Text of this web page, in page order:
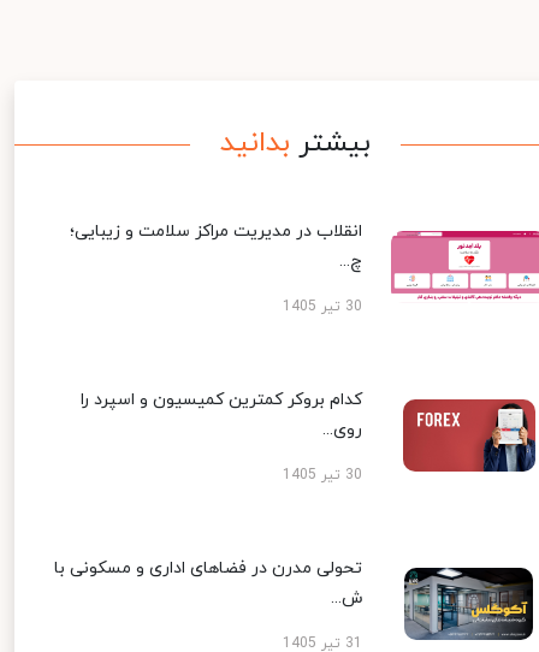
بیشتر بدانید
انقلاب در مدیریت مراکز سلامت و زیبایی؛
چ...
30 تیر 1405
کدام بروکر کمترین کمیسیون و اسپرد را
روی...
30 تیر 1405
تحولی مدرن در فضاهای اداری و مسکونی با
ش...